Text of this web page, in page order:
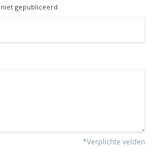
gepubliceerd.
*Verplichte velden